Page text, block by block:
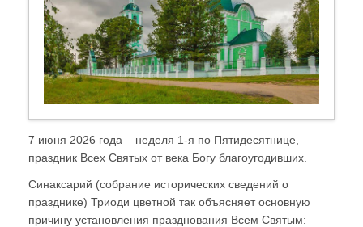
7 июня 2026 года – неделя 1-я по Пятидесятнице,
праздник Всех Святых от века Богу благоугодивших.
Синаксарий (собрание исторических сведений о
празднике) Триоди цветной так объясняет основную
причину установления празднования Всем Святым: